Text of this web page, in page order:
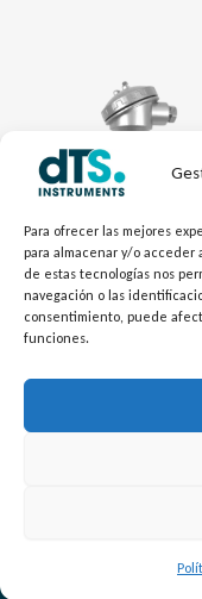
Para ofrecer las mejores
para almacenar y/o acceder
de estas tecnologías nos
navegación o las
consentimiento, puede
funciones.
Electrónica dTSTemp
RTD Para Montar en